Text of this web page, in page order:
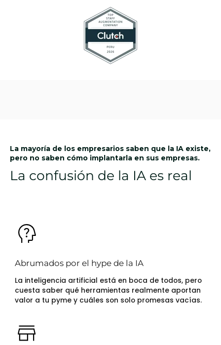
La mayoría de los empresarios saben que la IA existe,
pero no saben cómo implantarla en sus empresas.
La confusión de la IA es real
Abrumados por el hype de la IA
La inteligencia artificial está en boca de todos, pero
cuesta saber qué herramientas realmente aportan
valor a tu pyme y cuáles son solo promesas vacías.